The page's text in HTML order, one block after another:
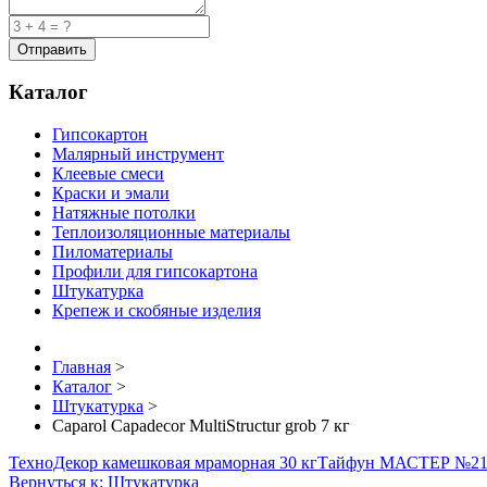
Каталог
Гипсокартон
Малярный инструмент
Клеевые смеси
Краски и эмали
Натяжные потолки
Теплоизоляционные материалы
Пиломатериалы
Профили для гипсокартона
Штукатурка
Крепеж и скобяные изделия
Главная >
Каталог >
Штукатурка >
Caparol Capadecor MultiStructur grob 7 кг
ТехноДекор камешковая мраморная 30 кгТайфун МАСТЕР
Вернуться к: Штукатурка